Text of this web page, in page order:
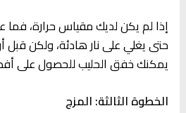
إذا لم يكن لديك مقياس حرارة،
حتى يغلي على نار هادئة، ولكن قبل
يمكنك خفق الحليب للحصول على
الخطوة الثالثة: المزج